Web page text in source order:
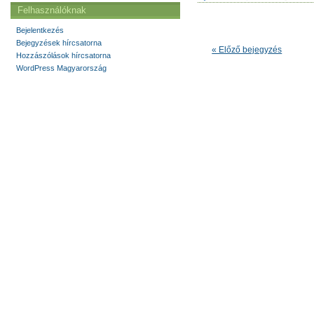
« Előző bejegyzés
Felhasználóknak
Bejelentkezés
Bejegyzések hírcsatorna
Hozzászólások hírcsatorna
WordPress Magyarország